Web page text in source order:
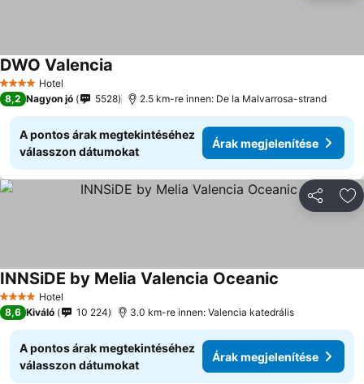
4 KategóriaHotel
DWO Valencia
8,2 Nagyon jó 5528 2.5 km-re innen: De la Malvarrosa-strand
A pontos árak megtekintéséhez
válasszon dátumokat
Árak megjelenítése
4 KategóriaHotel
INNSiDE by Melia Valencia Oceanic
8,6 Kiváló 10 224 3.0 km-re innen: Valencia katedrális
A pontos árak megtekintéséhez
válasszon dátumokat
Árak megjelenítése